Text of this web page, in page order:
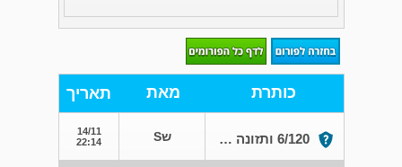
כותרת מאת תאריך
6/120 ותזונה פירותנית. שS
14/11
22:14